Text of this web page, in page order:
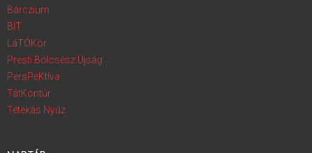
Bárczium
BIT
LáTÓKör
Presti Bölcsész Újság
PersPeKtíva
TátKontúr
Tétékás Nyúz